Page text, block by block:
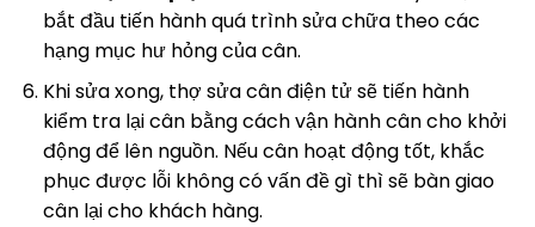
bắt đầu tiến hành quá trình sửa chữa theo các
hạng mục hư hỏng của cân.
Khi sửa xong, thợ sửa cân điện tử sẽ tiến hành
kiểm tra lại cân bằng cách vận hành cân cho khởi
động để lên nguồn. Nếu cân hoạt động tốt, khắc
phục được lỗi không có vấn đề gì thì sẽ bàn giao
cân lại cho khách hàng.